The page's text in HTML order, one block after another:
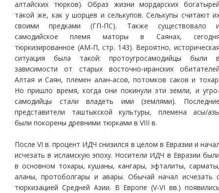
алтайских тюрков). Образ жизни мордарских
такой же, как у шорцев и селькупов. Селькупы считают
своими предками (ГП-ПС). Также существовало
самодийское племя маторы в Саянах,
тюркизированное (АМ-П, стр. 143). Вероятно,
ситуация была такой: протоугросамодийцы были
зависимости от старых восточно-иранских
Алтая и Саян, племен алан-асов, потомков саков и
Но пришло время, когда они покинули эти земли, и
самодийцы стали владеть ими (землями).
представители таштыкской культуры, племена асы/
были покорены древними тюрками в VIII в.
После VI в. процент ИДЧ снизился в целом в Евразии и
исчезать в исламскую эпоху. Носители ИДЧ в Евразии
в основном тохары, кушаны, кангары, эфталиты,
аланы, протоболгары и авары. Обычай начал исчезать
тюркизацией Средней Азии. В Европе (V-VI вв.)